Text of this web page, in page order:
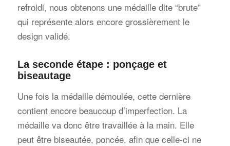
refroidi, nous obtenons une médaille dite “brute”
qui représente alors encore grossièrement le
design validé.
La seconde étape : ponçage et
biseautage
Une fois la médaille démoulée, cette dernière
contient encore beaucoup d’imperfection. La
médaille va donc être travaillée à la main. Elle
peut être biseautée, poncée, afin que celle-ci ne